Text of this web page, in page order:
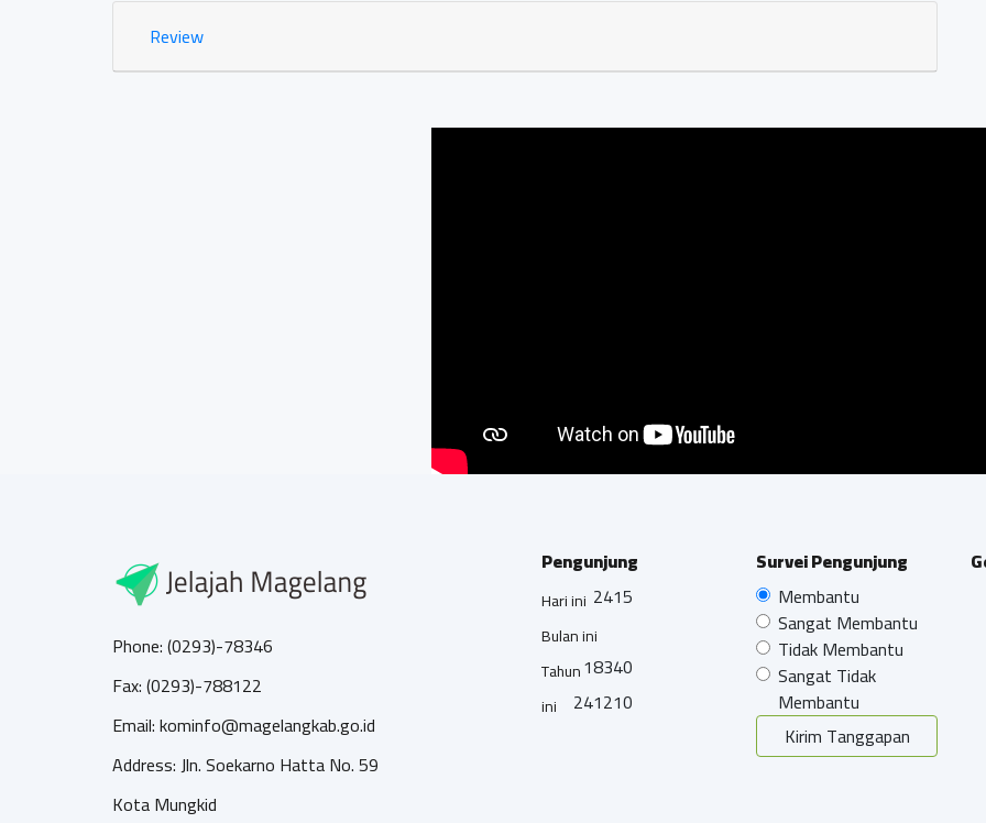
Review
Phone: (0293)-78346
Fax: (0293)-788122
Email: kominfo@magelangkab.go.id
Address: Jln. Soekarno Hatta No. 59
Kota Mungkid
Pengunjung
Hari ini 2415
Bulan ini
18340
Tahun
ini
241210
Survei Pengunjung
Membantu
Sangat Membantu
Tidak Membantu
Sangat Tidak
Membantu
Kirim Tanggapan